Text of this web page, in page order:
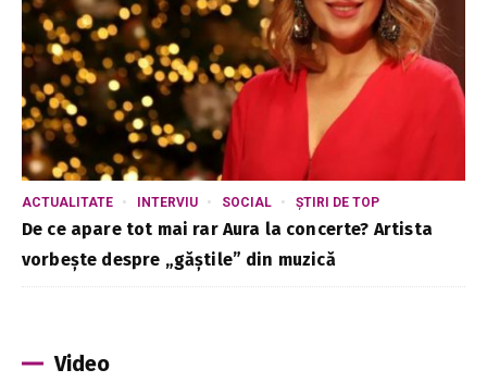
ACTUALITATE INTERVIU SOCIAL ȘTIRI DE TOP
De ce apare tot mai rar Aura la concerte? Artista
vorbește despre „găștile” din muzică
Video